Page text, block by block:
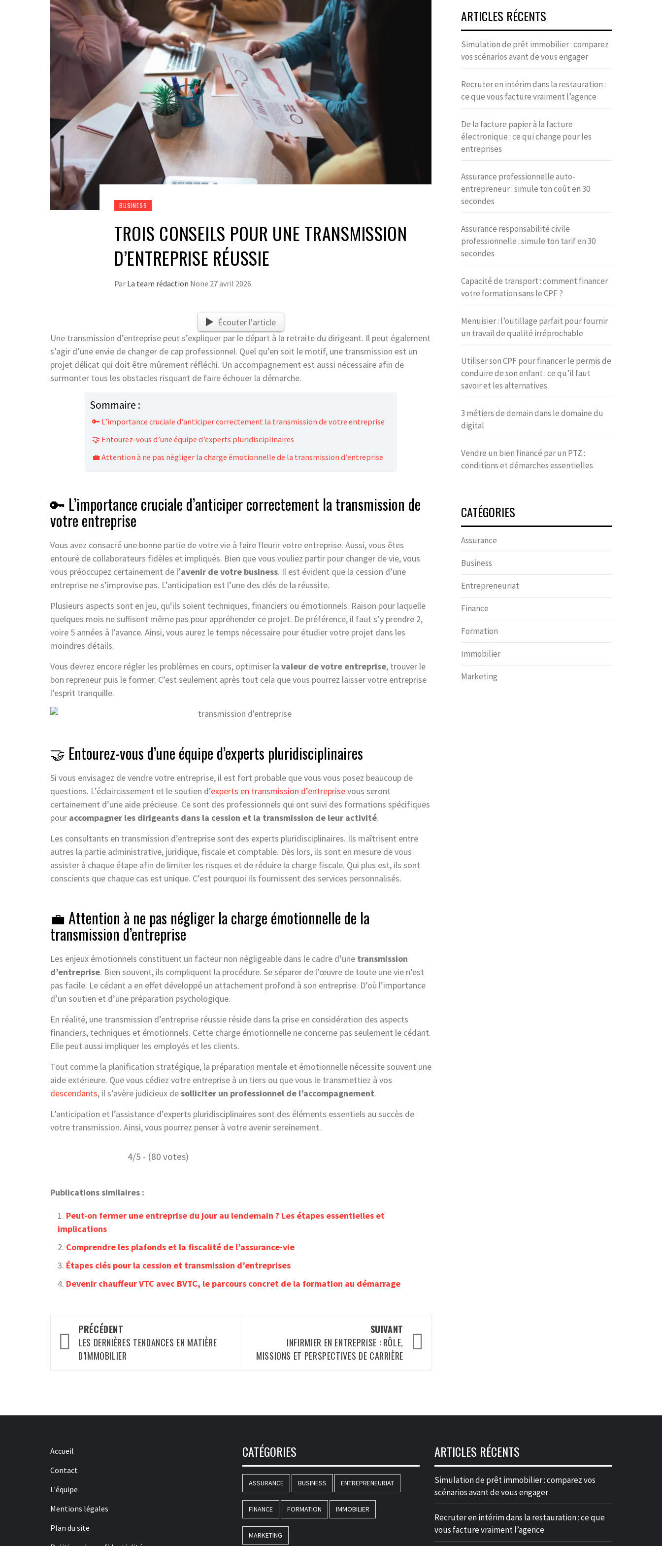
BUSINESS
TROIS CONSEILS POUR UNE TRANSMISSION
D’ENTREPRISE RÉUSSIE
Par La team rédaction None 27 avril 2026
Écouter l'article
Une transmission d’entreprise peut s’expliquer par le départ à la retraite du dirigeant. Il peut également
s’agir d’une envie de changer de cap professionnel. Quel qu’en soit le motif, une transmission est un
projet délicat qui doit être mûrement réfléchi. Un accompagnement est aussi nécessaire afin de
surmonter tous les obstacles risquant de faire échouer la démarche.
Sommaire :
🔑 L’importance cruciale d’anticiper correctement la transmission de votre entreprise
🤝 Entourez-vous d’une équipe d’experts pluridisciplinaires
💼 Attention à ne pas négliger la charge émotionnelle de la transmission d’entreprise
🔑 L’importance cruciale d’anticiper correctement la transmission de
votre entreprise
Vous avez consacré une bonne partie de votre vie à faire fleurir votre entreprise. Aussi, vous êtes
entouré de collaborateurs fidèles et impliqués. Bien que vous vouliez partir pour changer de vie, vous
vous préoccupez certainement de l’avenir de votre business. Il est évident que la cession d’une
entreprise ne s’improvise pas. L’anticipation est l’une des clés de la réussite.
Plusieurs aspects sont en jeu, qu’ils soient techniques, financiers ou émotionnels. Raison pour laquelle
quelques mois ne suffisent même pas pour appréhender ce projet. De préférence, il faut s’y prendre 2,
voire 5 années à l’avance. Ainsi, vous aurez le temps nécessaire pour étudier votre projet dans les
moindres détails.
Vous devrez encore régler les problèmes en cours, optimiser la valeur de votre entreprise, trouver le
bon repreneur puis le former. C’est seulement après tout cela que vous pourrez laisser votre entreprise
l’esprit tranquille.
🤝 Entourez-vous d’une équipe d’experts pluridisciplinaires
Si vous envisagez de vendre votre entreprise, il est fort probable que vous vous posez beaucoup de
questions. L’éclaircissement et le soutien d’experts en transmission d’entreprisevous seront
certainement d’une aide précieuse. Ce sont des professionnels qui ont suivi des formations spécifiques
pour accompagner les dirigeants dans la cession et la transmission de leur activité.
Les consultants en transmission d’entreprise sont des experts pluridisciplinaires. Ils maîtrisent entre
autres la partie administrative, juridique, fiscale et comptable. Dès lors, ils sont en mesure de vous
assister à chaque étape afin de limiter les risques et de réduire la charge fiscale. Qui plus est, ils sont
conscients que chaque cas est unique. C’est pourquoi ils fournissent des services personnalisés.
💼 Attention à ne pas négliger la charge émotionnelle de la
transmission d’entreprise
Les enjeux émotionnels constituent un facteur non négligeable dans le cadre d’une transmission
d’entreprise. Bien souvent, ils compliquent la procédure. Se séparer de l’œuvre de toute une vie n’est
pas facile. Le cédant a en effet développé un attachement profond à son entreprise. D’où l’importance
d’un soutien et d’une préparation psychologique.
En réalité, une transmission d’entreprise réussie réside dans la prise en considération des aspects
financiers, techniques et émotionnels. Cette charge émotionnelle ne concerne pas seulement le cédant.
Elle peut aussi impliquer les employés et les clients.
Tout comme la planification stratégique, la préparation mentale et émotionnelle nécessite souvent une
aide extérieure. Que vous cédiez votre entreprise à un tiers ou que vous le transmettiez à vos
descendants, il s’avère judicieux desolliciter un professionnel de l’accompagnement.
L’anticipation et l’assistance d’experts pluridisciplinaires sont des éléments essentiels au succès de
votre transmission. Ainsi, vous pourrez penser à votre avenir sereinement.
4/5 - (80 votes)
Publications similaires :
Peut-on fermer une entreprise du jour au lendemain ? Les étapes essentielles et
implications
Comprendre les plafonds et la fiscalité de l’assurance-vie
Étapes clés pour la cession et transmission d’entreprises
Devenir chauffeur VTC avec BVTC, le parcours concret de la formation au démarrage
Navigation
d’article
PRÉCÉDENT
LES DERNIÈRES TENDANCES EN MATIÈRE
D’IMMOBILIER
SUIVANT
INFIRMIER EN ENTREPRISE : RÔLE,
MISSIONS ET PERSPECTIVES DE CARRIÈRE
ARTICLES RÉCENTS
Simulation de prêt immobilier : comparez
vos scénarios avant de vous engager
Recruter en intérim dans la restauration :
ce que vous facture vraiment l’agence
De la facture papier à la facture
électronique : ce qui change pour les
entreprises
Assurance professionnelle auto-
entrepreneur : simule ton coût en 30
secondes
Assurance responsabilité civile
professionnelle : simule ton tarif en 30
secondes
Capacité de transport : comment financer
votre formation sans le CPF ?
Menuisier : l’outillage parfait pour fournir
un travail de qualité irréprochable
Utiliser son CPF pour financer le permis de
conduire de son enfant : ce qu’il faut
savoir et les alternatives
3 métiers de demain dans le domaine du
digital
Vendre un bien financé par un PTZ :
conditions et démarches essentielles
CATÉGORIES
Assurance
Business
Entrepreneuriat
Finance
Formation
Immobilier
Marketing
Accueil
Contact
L'équipe
Mentions légales
Plan du site
CATÉGORIES
ASSURANCE BUSINESS ENTREPRENEURIAT
FINANCE FORMATION IMMOBILIER
MARKETING
ARTICLES RÉCENTS
Simulation de prêt immobilier : comparez vos
scénarios avant de vous engager
Recruter en intérim dans la restauration : ce que
vous facture vraiment l’agence